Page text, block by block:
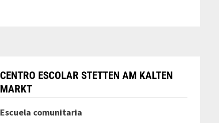
CENTRO ESCOLAR STETTEN AM KALTEN
MARKT
Escuela comunitaria